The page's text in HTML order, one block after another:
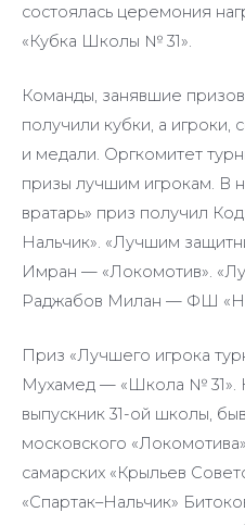
состоялась церемония
«Кубка Школы № 31».
Команды, занявшие
получили кубки, а игроки,
и медали. Оргкомитет
призы лучшим игрокам. В
вратарь» приз получил
Нальчик». «Лучшим
Имран — «Локомотив».
Раджабов Милан — ФШ
Приз «Лучшего игрока
Мухамед — «Школа № 31».
выпускник 31-ой школы,
московского
самарских «Крыльев
«Спартак–Нальчик»